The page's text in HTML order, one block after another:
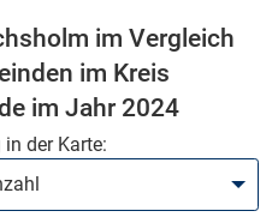
im Vergleich
im Kreis
im Jahr 2024
der Karte: